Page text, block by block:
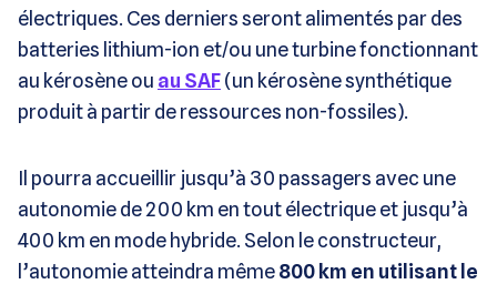
électriques. Ces derniers seront alimentés par des
batteries lithium-ion et/ou une turbine fonctionnant
au kérosène ou au SAF(un kérosène synthétique
produit à partir de ressources non-fossiles).
Il pourra accueillir jusqu’à 30 passagers avec une
autonomie de 200 km en tout électrique et jusqu’à
400 km en mode hybride. Selon le constructeur,
l’autonomie atteindra même800 km en utilisant le